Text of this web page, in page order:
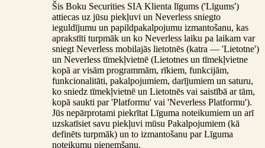
Šis Boku Securities SIA Klienta līgums ('Līgums')
attiecas uz jūsu piekļuvi un Neverless sniegto
ieguldījumu un papildpakalpojumu izmantošanu, kas
aprakstīti turpmāk un ko Neverless laiku pa laikam var
sniegt Neverless mobilajās lietotnēs (katra — 'Lietotne')
un Neverless tīmekļvietnē (Lietotnes un tīmekļvietne
kopā ar visām programmām, rīkiem, funkcijām,
funkcionalitāti, pakalpojumiem, darījumiem un saturu,
ko sniedz tīmekļvietnē un Lietotnēs vai saistībā ar tām,
kopā saukti par 'Platformu' vai 'Neverless Platformu').
Jūs nepārprotami piekrītat Līguma noteikumiem un arī
uzskatīsiet savu piekļuvi mūsu Pakalpojumiem (kā
definēts turpmāk) un to izmantošanu par Līguma
noteikumu pieņemšanu.